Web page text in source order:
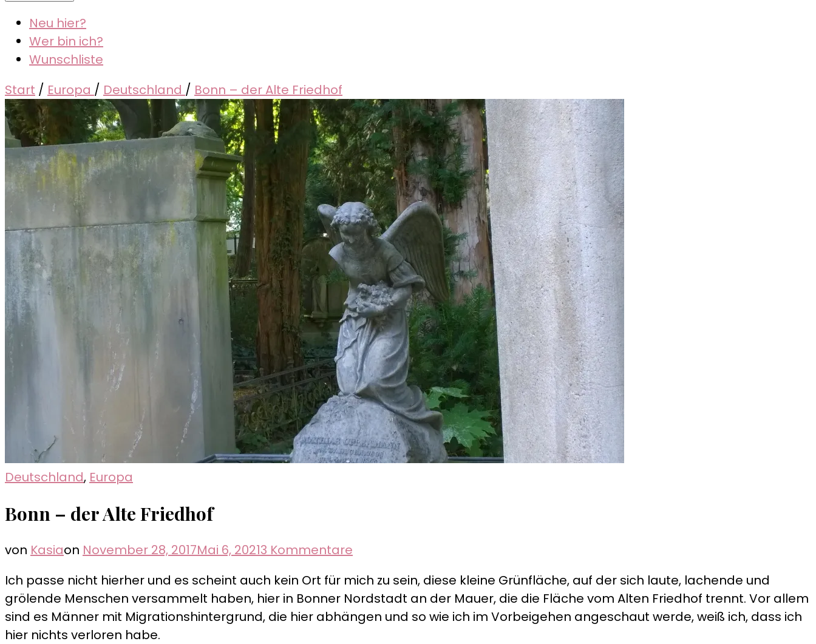
Neu hier?
Wer bin ich?
Wunschliste
Start / Europa / Deutschland / Bonn – der Alte Friedhof
Deutschland, Europa
Bonn – der Alte Friedhof
von Kasiaon November 28, 2017Mai 6, 20213 Kommentare
–
der
Alte
Ich passe nicht hierher und es scheint auch kein Ort für mich zu sein, diese kleine Grünfläche, auf der sich laute, lachende und
grölende Menschen versammelt haben, hier in Bonner Nordstadt an der Mauer, die die Fläche vom Alten Friedhof trennt. Vor allem
sind es Männer mit Migrationshintergrund, die hier abhängen und so wie ich im Vorbeigehen angeschaut werde, weiß ich, dass ich
hier nichts verloren habe.